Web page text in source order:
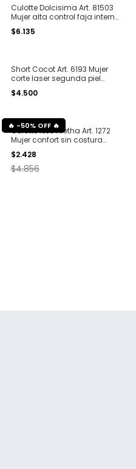
Culotte Dolcisima Art. 81503
Mujer alta control faja interna
algodón liso T.1 al 8
$6.135
Short Cocot Art. 6193 Mujer
corte laser segunda piel
microfibra lisa T. 1 al 4
$4.500
Culotte less Aretha Art. 1272
Mujer confort sin costura
seamless microfibra T. S al L
$2.428
-50% OFF
$4.856